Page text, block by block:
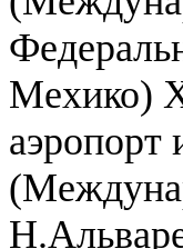
Мехико)
аэропорт